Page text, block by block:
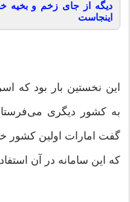
دیگه از جای زخم و
اینجاست
این نخستین بار بود که
به کشور دیگری
گفت امارات اولین کشور
که این سامانه در آن